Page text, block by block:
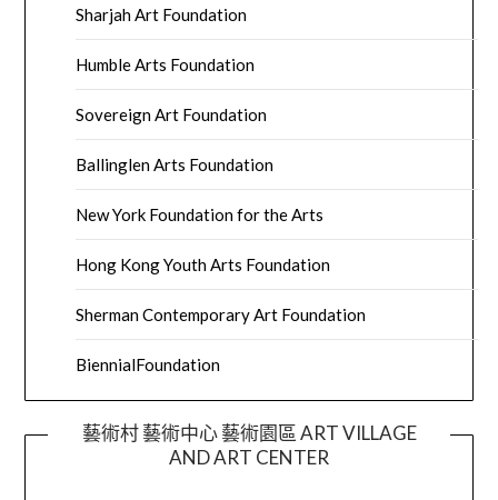
Sharjah Art Foundation
Humble Arts Foundation
Sovereign Art Foundation
Ballinglen Arts Foundation
New York Foundation for the Arts
Hong Kong Youth Arts Foundation
Sherman Contemporary Art Foundation
BiennialFoundation
藝術村 藝術中心 藝術園區 ART VILLAGE
AND ART CENTER